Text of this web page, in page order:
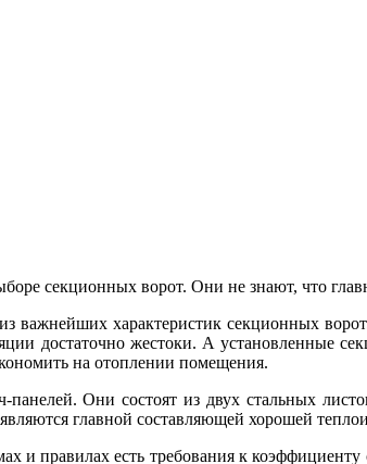
секционных ворот. Они не знают, что
важнейших характеристик секционных
достаточно жестоки. А установленные
на отоплении помещения.
панелей. Они состоят из двух стальных
главной составляющей хорошей
и правилах есть требования к